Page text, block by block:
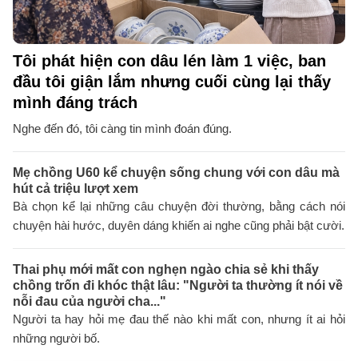
Tôi phát hiện con dâu lén làm 1 việc, ban
đầu tôi giận lắm nhưng cuối cùng lại thấy
mình đáng trách
Nghe đến đó, tôi càng tin mình đoán đúng.
Mẹ chồng U60 kể chuyện sống chung với con dâu mà
hút cả triệu lượt xem
Bà chọn kể lại những câu chuyện đời thường, bằng cách nói
chuyện hài hước, duyên dáng khiến ai nghe cũng phải bật cười.
Thai phụ mới mất con nghẹn ngào chia sẻ khi thấy
chồng trốn đi khóc thật lâu: "Người ta thường ít nói về
nỗi đau của người cha..."
Người ta hay hỏi mẹ đau thế nào khi mất con, nhưng ít ai hỏi
những người bố.